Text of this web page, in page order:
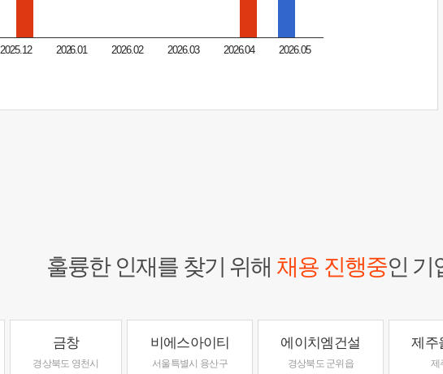
2025.12 2026.01 2026.02 2026.03 2026.04 2026.05
훌륭한 인재를 찾기 위해 채용 진행중인 기
금창
경상북도 영천시
비에스아이티
서울특별시 용산구
에이치엠건설
경상북도 군위읍
제주
제